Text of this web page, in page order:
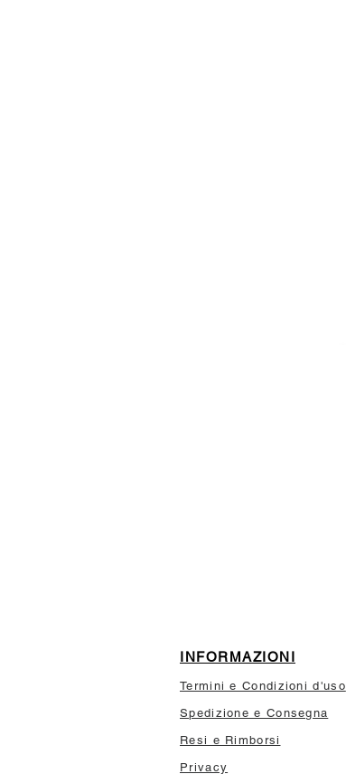
INFORMAZIONI
Termini e Condizioni d'uso
Spedizione e Consegna
Resi e Rimborsi
Privacy